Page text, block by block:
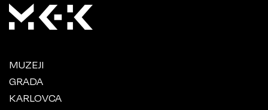
MUZEJI
GRADA
KARLOVCA